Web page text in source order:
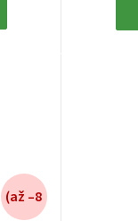
(až –8